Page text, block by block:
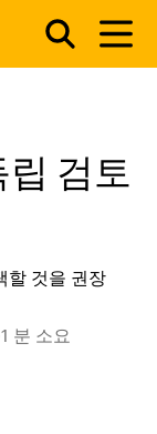
검토
할 것을 권장
1 분 소요